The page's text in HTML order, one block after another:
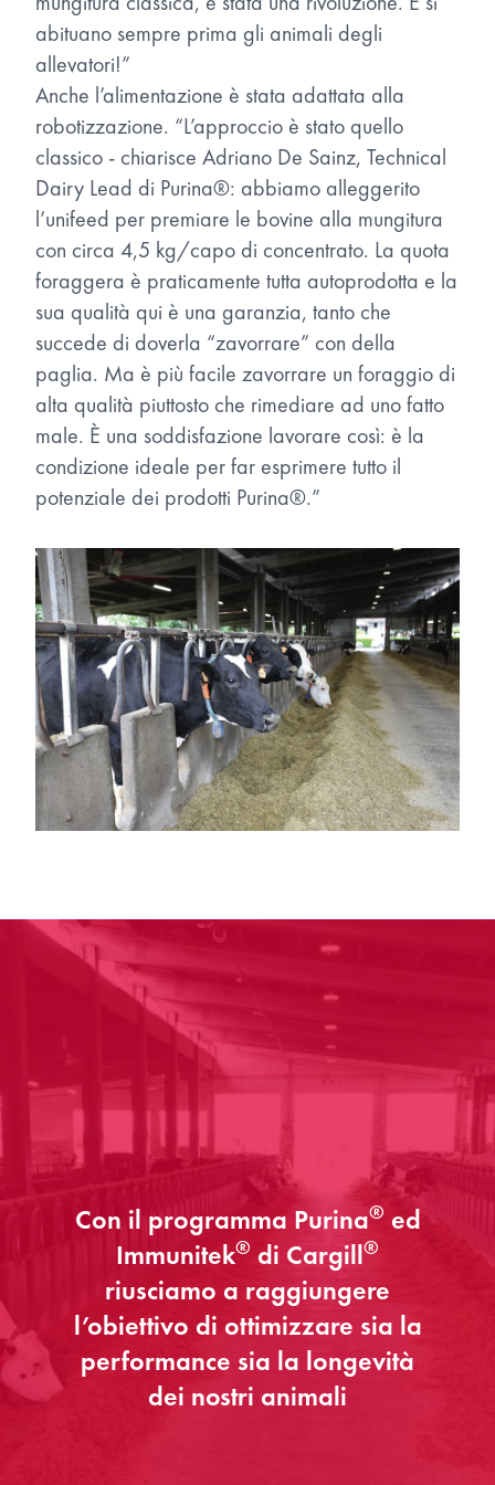
abituano sempre prima gli animali degli
allevatori!”
Anche l’alimentazione è stata adattata alla
robotizzazione. “L’approccio è stato quello
classico - chiarisce Adriano De Sainz, Technical
Dairy Lead di Purina®: abbiamo alleggerito
l’unifeed per premiare le bovine alla mungitura
con circa 4,5 kg/capo di concentrato. La quota
foraggera è praticamente tutta autoprodotta e la
sua qualità qui è una garanzia, tanto che
succede di doverla “zavorrare” con della
paglia. Ma è più facile zavorrare un foraggio di
alta qualità piuttosto che rimediare ad uno fatto
male. È una soddisfazione lavorare così: è la
condizione ideale per far esprimere tutto il
potenziale dei prodotti Purina®.”
Con il programma Purina® ed
Immunitek® di Cargill®
riusciamo a raggiungere
l’obiettivo di ottimizzare sia la
performance sia la longevità
dei nostri animali